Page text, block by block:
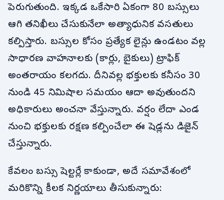
పెరుగుతుంది. ఇక్కడ ఒకేసారి ఏకంగా 80 బస్సులు
ఆగి తనిఖీలు చేసుకునేలా అత్యాధునిక వసతులు
కల్పిస్తారు. బస్సుల కోసం ప్రత్యేక లైన్లు ఉండటం వల్ల
సాధారణ వాహనాలకు (కార్లు, బైకులు) ట్రాఫిక్
అంతరాయం కలగదు. దీనివల్ల భక్తులకు కనీసం 30
నుండి 45 నిమిషాల సమయం ఆదా అవుతుందని
అధికారులు అంచనా వేస్తున్నారు. వర్షం లేదా ఎండ
నుంచి భక్తులకు రక్షణ కల్పించేలా ఈ షెడ్లను డిజైన్
చేస్తున్నారు.
కేవలం బస్సు షెల్టర్లే కాకుండా, అదే సమావేశంలో
మరికొన్ని కీలక నిర్ణయాలు తీసుకున్నారు: